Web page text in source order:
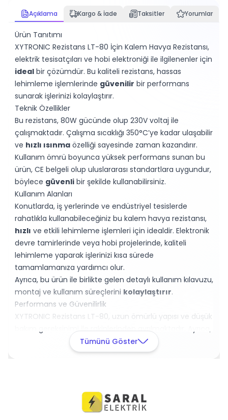
Açıklama Kargo & İade Taksitler Yorumlar
Ürün Tanıtımı
XYTRONIC Rezistans LT-80 İçin Kalem Havya Rezistansı,
elektrik tesisatçıları ve hobi elektroniği ile ilgilenenler için
ideal bir çözümdür. Bu kaliteli rezistans, hassas
lehimleme işlemlerinde güvenilir bir performans
sunarak işlerinizi kolaylaştırır.
Teknik Özellikler
Bu rezistans, 80W gücünde olup 230V voltaj ile
çalışmaktadır. Çalışma sıcaklığı 350°C’ye kadar ulaşabilir
ve hızlı ısınma özelliği sayesinde zaman kazandırır.
Kullanım ömrü boyunca yüksek performans sunan bu
ürün, CE belgeli olup uluslararası standartlara uygundur,
böylece güvenli bir şekilde kullanabilirsiniz.
Kullanım Alanları
Konutlarda, iş yerlerinde ve endüstriyel tesislerde
rahatlıkla kullanabileceğiniz bu kalem havya rezistansı,
hızlı ve etkili lehimleme işlemleri için idealdir. Elektronik
devre tamirlerinde veya hobi projelerinde, kaliteli
lehimleme yaparak işlerinizi kısa sürede
tamamlamanıza yardımcı olur.
Ayrıca, bu ürün ile birlikte gelen detaylı kullanım kılavuzu,
montaj ve kullanım süreçlerini kolaylaştırır.
Performans ve Güvenilirlik
XYTRONIC Rezistans LT-80, uzun ömürlü yapısı ve düşük
bakım gereksinimi ile rakiplerinden ayrılmaktadır. Ayrıca,
kullanıcılar tarafından olumlu geri dönüşler almış ve
test edilmiştir.
Hemen sepete ekleyin ve yüksek kaliteli lehimleme
deneyiminin tadını çıkarın!
Tümünü Göster